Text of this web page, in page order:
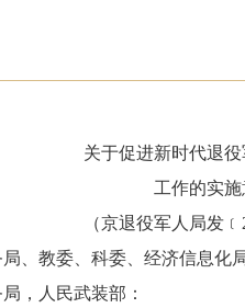
关于促进新时代退
工作的实
（京退役军人局发
、教委、科委、经济信息化
，人民武装部：